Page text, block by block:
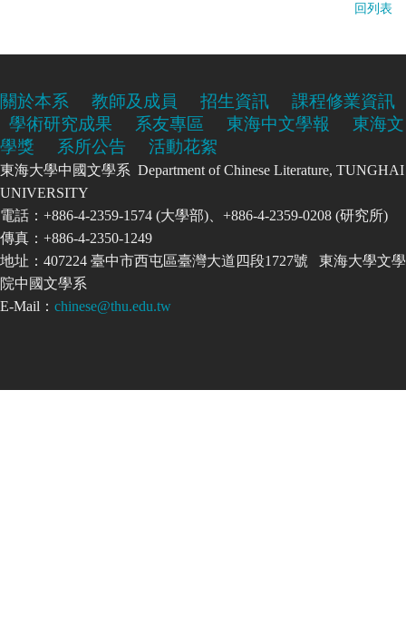
回列表
關於本系 教師及成員 招生資訊
課程修業資訊
學術研究成果
系友專區 東海中文學報
東海文
學獎
系所公告 活動花絮
東海大學中國文學系 Department of Chinese Literature, TUNGHAI
UNIVERSITY
電話：+886-4-2359-1574 (大學部)、+886-4-2359-0208 (研究所)
傳真：+886-4-2350-1249
地址：407224 臺中市西屯區臺灣大道四段1727號 東海大學文學
院中國文學系
E-Mail： chinese@thu.edu.tw